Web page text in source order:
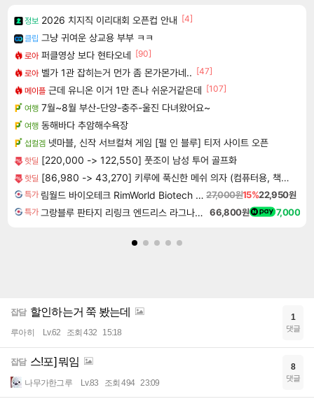
정보 2026 치지직 이리대회 오픈컵 안내 [4]
클립 그냥 귀여운 상교용 부부 ㅋㅋ
로아 퍼클영상 보다 현타오네 [90]
로아 벨가 1관 잡히는거 먼가 좀 몬가몬가네.. [47]
메이플 근데 유니온 이거 1만 존나 쉬운거같은데 [107]
여행 7월~8월 부산-단양-충주-울진 다녀왔어요~
여행 동해바다 추암해수욕장
섭컬겜 넷마블, 신작 서브컬쳐 게임 [펄 인 블루] 티저 사이트 오픈
핫딜 [220,000 -> 122,550] 풋조이 남성 투어 골프화
핫딜 [86,980 -> 43,270] 키루에 푹신한 메쉬 의자 (컴퓨터용, 책상용, 사무용)
특가 림월드 바이오테크 RimWorld Biotech DLC 27,000원15%22,950원
특가 그랑블루 판타지 리링크 엔드리스 라그나로크 Granblue Fantasy Relink Endless Ragnarok 66,800원 7,000
잡담 할인하는거 쭉 봤는데
루아히 Lv.62 조회 432 15:18
1
댓글
잡담 스!포] 뭐임
나무가한그루 Lv.83 조회 494 23:09
8
댓글